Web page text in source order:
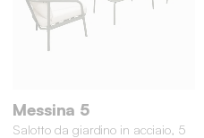
Messina 5
Salotto da giardino in acciaio, 5